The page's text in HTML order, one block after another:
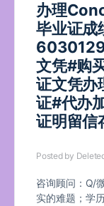
办理
毕业证成
文凭#购
证文凭办
证#代办
证明留信
Posted by
咨询顾问：Q/
实的难题；学